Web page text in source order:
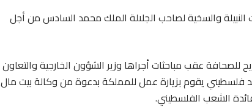
يونيو بالرباط، بالمبادرات النبيلة والسخية لصاحب الجلالة الملك محمد السادس من أجل
عقب مباحثات أجراها وزير الشؤون الخارجية والتعاون
فلسطيني يقوم بزيارة عمل للمملكة بدعوة من وكالة بيت مال
الشعب الفلسطيني.